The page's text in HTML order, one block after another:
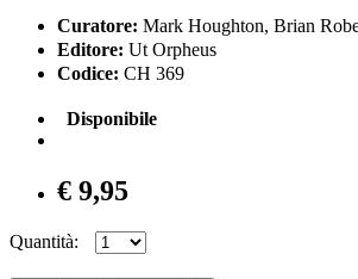
Curatore: Mark Houghton, Brian
Editore: Ut Orpheus
Codice: CH 369
Disponibile
€ 9,95
Quantità: